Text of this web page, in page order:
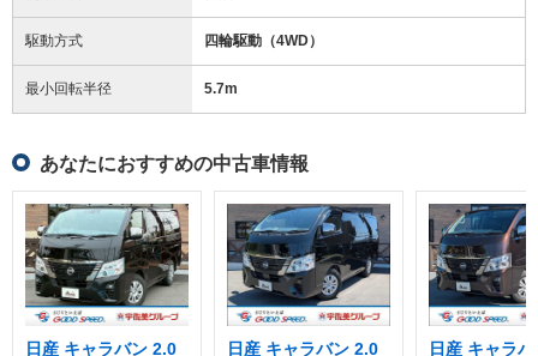
駆動方式 四輪駆動（4WD）
最小回転半径 5.7m
あなたにおすすめの中古車情報
日産 キャラバン 2.0
日産 キャラバン 2.0
日産 キャラ